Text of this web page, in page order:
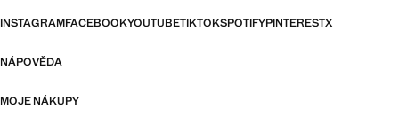
INSTAGRAMFACEBOOKYOUTUBETIKTOKSPOTIFYPINTERESTX
NÁPOVĚDA
MOJE NÁKUPY